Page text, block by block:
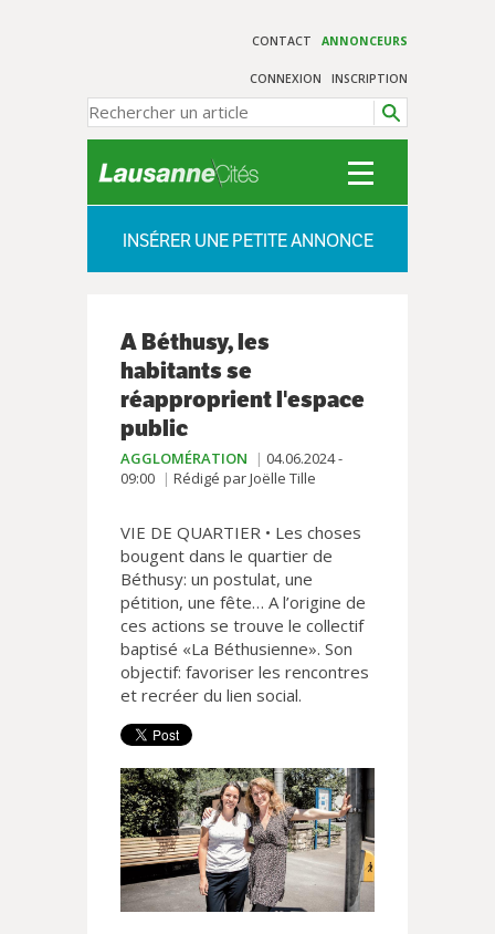
CONTACT ANNONCEURS
CONNEXION INSCRIPTION
INSÉRER UNE PETITE ANNONCE
A Béthusy, les
habitants se
réapproprient l'espace
public
AGGLOMÉRATION
04.06.2024 -
09:00
Rédigé par Joëlle Tille
VIE DE QUARTIER • Les choses
bougent dans le quartier de
Béthusy: un postulat, une
pétition, une fête… A l’origine de
ces actions se trouve le collectif
baptisé «La Béthusienne». Son
objectif: favoriser les rencontres
et recréer du lien social.